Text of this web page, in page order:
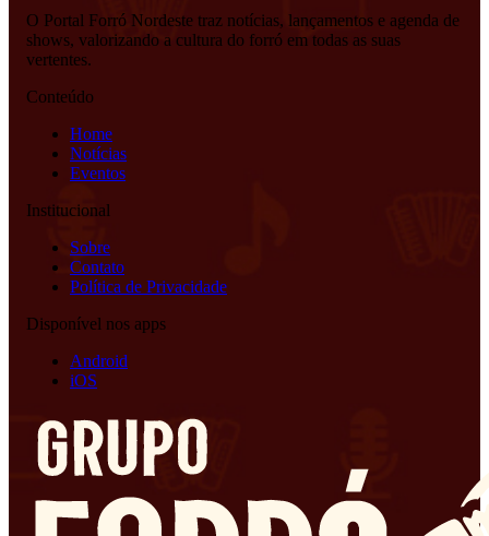
O Portal Forró Nordeste traz notícias, lançamentos e agenda de
shows, valorizando a cultura do forró em todas as suas
vertentes.
Conteúdo
Home
Notícias
Eventos
Institucional
Sobre
Contato
Política de Privacidade
Disponível nos apps
Android
iOS